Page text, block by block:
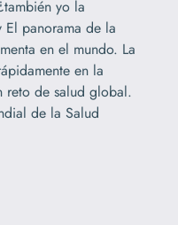
yo la
panorama de la
en el mundo. La
en la
reto de salud global.
de la Salud